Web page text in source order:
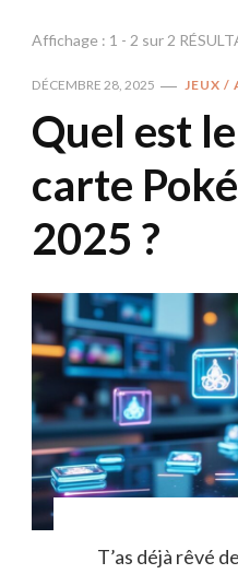
Affichage : 1 - 2 sur 2
DÉCEMBRE 28, 2025 JEUX /
Quel est
carte
2025 ?
T’as déjà rêvé